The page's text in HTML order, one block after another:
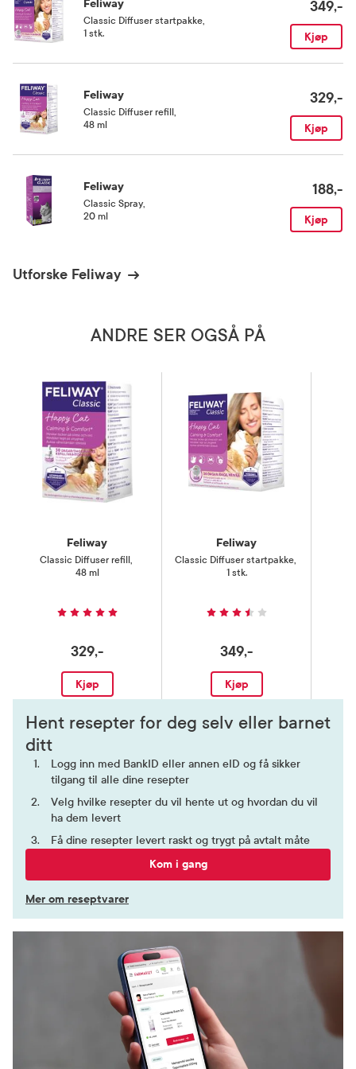
Feliway Friends er ikke et legemiddel. Hvis katten viser tegn på
sykdom, kontakt din veterinær.
Rom (15-25 grader)
Feliway
Classic Diffuser startpakke
1 stk.
349,-
Kjøp
Feliway
Classic Diffuser refill
48 ml
329,-
Kjøp
Feliway
Classic Spray
20 ml
188,-
Kjøp
Utforske Feliway
ANDRE SER OGSÅ PÅ
Feliway
Classic Diffuser refill,
48 ml
329,-
Kjøp
Feliway
Classic Diffuser startpakke,
1 stk.
349,-
Kjøp
Hent resepter for deg selv eller barnet
ditt
Logg inn med BankID eller annen eID og få sikker
tilgang til alle dine resepter
Velg hvilke resepter du vil hente ut og hvordan du vil
ha dem levert
Få dine resepter levert raskt og trygt på avtalt måte
Kom i gang
Mer om reseptvarer